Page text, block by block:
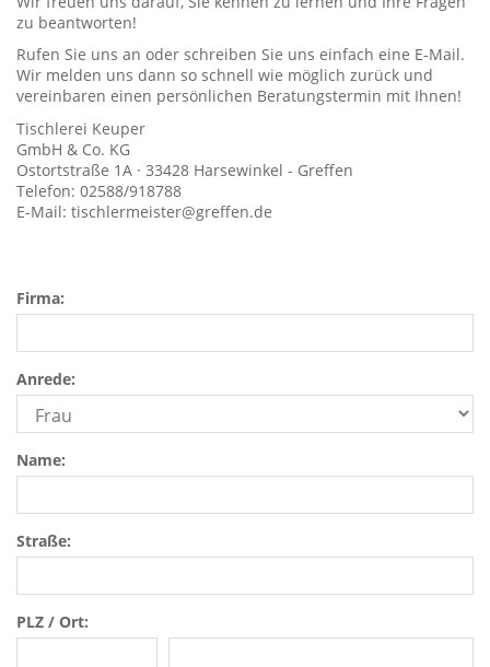
zu beantworten!
Rufen Sie uns an oder schreiben Sie uns einfach eine E-Mail.
Wir melden uns dann so schnell wie möglich zurück und
vereinbaren einen persönlichen Beratungstermin mit Ihnen!
Tischlerei Keuper
GmbH & Co. KG
Ostortstraße 1A · 33428 Harsewinkel - Greffen
Telefon: 02588/918788
E-Mail: tischlermeister@greffen.de
Firma:
Anrede:
Name:
Straße:
PLZ / Ort: